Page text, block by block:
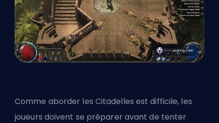
Comme aborder les Citadelles est difficile, les
joueurs doivent se préparer avant de tenter